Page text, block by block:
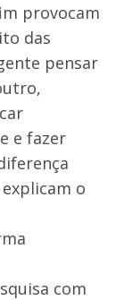
provocam
das
pensar
e fazer
o
com